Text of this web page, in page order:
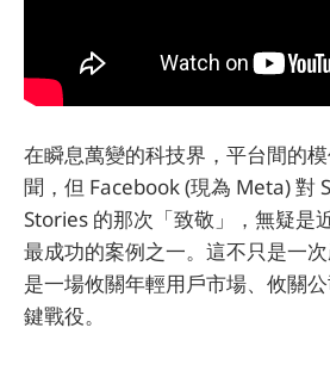
在瞬息萬變的科技界，平台間的
聞，但 Facebook (現為 Meta) 對
Stories 的那次「致敬」，無疑是
最成功的案例之一。這不只是一
是一場攸關年輕用戶市場、攸關
鍵戰役。